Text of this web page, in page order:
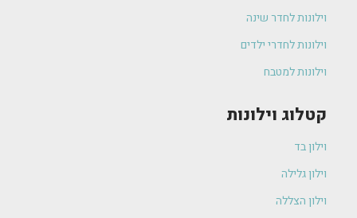
וילונות לחדר שינה
וילונות לחדרי ילדים
וילונות למטבח
קטלוג וילונות
וילון בד
וילון גלילה
וילון הצללה